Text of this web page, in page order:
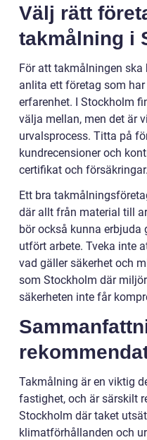
Välj rätt
takmålning i
För att takmålningen
anlita ett företag som
erfarenhet. I Stockholm
välja mellan, men det är
urvalsprocess. Titta på
kundrecensioner och
certifikat och försäkringar.
Ett bra
där allt från material till
bör också kunna erbjuda
utfört arbete. Tveka inte
vad gäller säkerhet och
som Stockholm där
säkerheten inte får
Takmålning är en viktig
fastighet, och är särskilt
Stockholm där taket
klimatförhållanden och